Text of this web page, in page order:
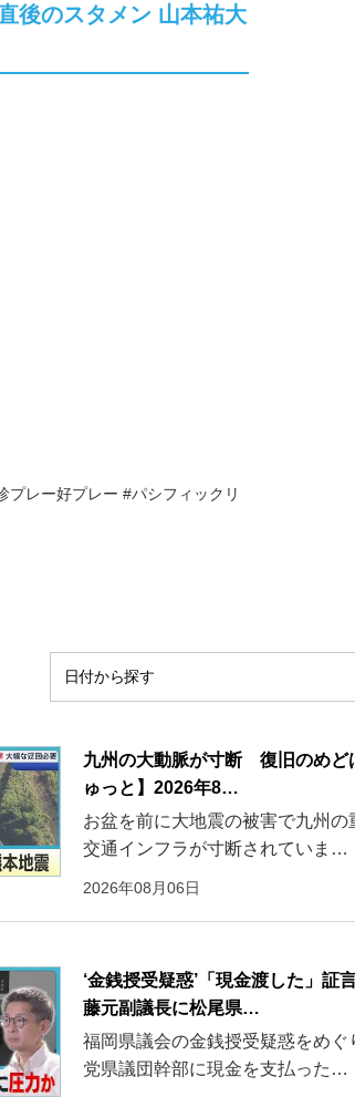
後のスタメン 山本祐大
レー好プレー #パシフィックリ
九州の大動脈が寸断 復旧のめど
ゅっと】2026年8…
お盆を前に大地震の被害で九州の
交通インフラが寸断されていま…
2026年08月06日
‘金銭授受疑惑’「現金渡した」証
藤元副議長に松尾県…
福岡県議会の金銭授受疑惑をめぐ
党県議団幹部に現金を支払った…